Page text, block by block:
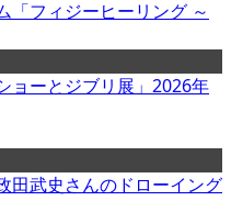
「フィジーヒーリング ～
ョーとジブリ展」2026年
田武史さんのドローイング